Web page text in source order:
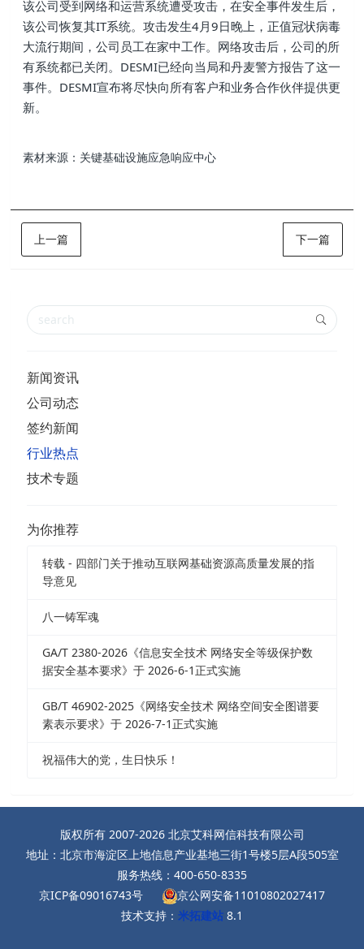
该公司受到网络和运营系统遭受攻击，在安全事件发生后，
该公司恢复其IT系统。攻击发生4月9日晚上，正值冠状病毒
大流行期间，公司员工在家中工作。网络攻击后，公司的所
有系统都已关闭。DESMI已经向当局和丹麦警方报告了这一
事件。DESMI宣布将尽快向所有客户和业务合作伙伴提供更
新。
素材来源：关键基础设施应急响应中心
上一篇 下一篇
新闻资讯
公司动态
签约新闻
行业热点
技术专题
为你推荐
转载 - 四部门关于推动互联网基础资源高质量发展的指
导意见
八一铸军魂
GA/T 2380-2026《信息安全技术 网络安全等级保护数
据安全基本要求》于 2026-6-1正式实施
GB/T 46902-2025《网络安全技术 网络空间安全图谱要
素表示要求》于 2026-7-1正式实施
祝福伟大的党，生日快乐！
版权所有 2007-2026 北京艾科网信科技有限公司
地址：北京市海淀区上地信息产业基地三街1号楼5层A段505室
服务热线：400-650-8335
京ICP备09016743号
京公网安备11010802027417
技术支持： 米拓建站 8.1